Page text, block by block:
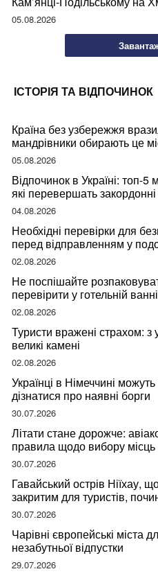
05.08.2026
ІСТОРІЯ ТА ВІДПОЧИНОК
Країна без узбережжя
мандрівники обирають це
05.08.2026
Відпочинок в Україні: топ-5
які перевершать
04.08.2026
Необхідні перевірки для
перед відправленням у
02.08.2026
Не поспішайте
перевірити у готельній
мандрівниці
02.08.2026
Туристи вражені страхом:
великі камені
02.08.2026
Українці в Німеччині
дізнатися про наявні борги
30.07.2026
Літати стане дорожче:
правила щодо вибору місць
30.07.2026
Гавайський острів Ніїхау,
закритим для туристів,
відвідувачів
30.07.2026
Чарівні європейські міста
незабутньої відпустки
29.07.2026